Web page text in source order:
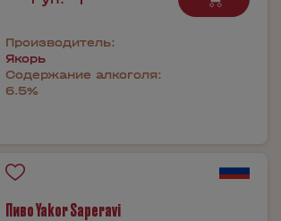
Производитель:
Якорь
Содержание алкоголя:
6.5%
Пиво Yakor Saperavi